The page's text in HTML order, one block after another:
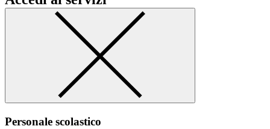
Personale scolastico